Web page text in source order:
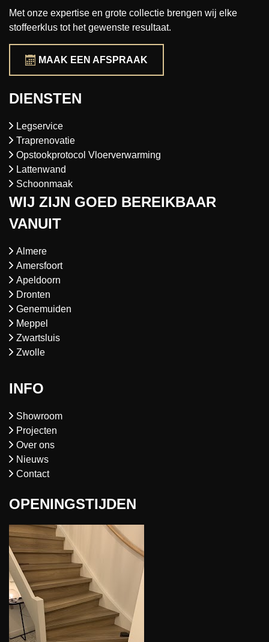
Met onze expertise en grote collectie brengen wij elke
stoffeerklus tot het gewenste resultaat.
MAAK EEN AFSPRAAK
DIENSTEN
Legservice
Traprenovatie
Opstookprotocol Vloerverwarming
Lattenwand
Schoonmaak
WIJ ZIJN GOED BEREIKBAAR
VANUIT
Almere
Amersfoort
Apeldoorn
Dronten
Genemuiden
Meppel
Zwartsluis
Zwolle
INFO
Showroom
Projecten
Over ons
Nieuws
Contact
OPENINGSTIJDEN